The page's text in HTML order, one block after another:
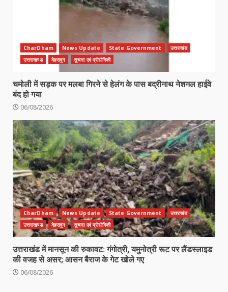
CharDham News Update State Government
उत्तराखंड
उत्तराखण्ड
देहरादून सुचना एवं प्रोद्योगिकी
चमोली में सड़क पर मलबा गिरने से हेलंग के पास बद्रीनाथ नेशनल हाईवे
बंद हो गया
06/08/2026
CharDham News Update State Government
उत्तराखंड
उत्तराखण्ड
देहरादून सुचना एवं प्रोद्योगिकी
उत्तराखंड में मानसून की रुकावट: गंगोत्री, यमुनोत्री रूट पर लैंडस्लाइड
की वजह से असर; आसन बैराज के गेट खोले गए
06/08/2026